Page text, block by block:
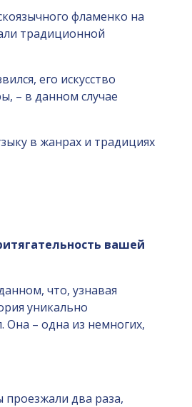
фламенко на
традиционной
его искусство
– в данном случае
в жанрах и традициях
вашей
что, узнавая
уникально
Она – одна из немногих,
два раза,